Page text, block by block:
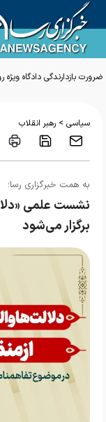
ضرورت بازدارندگی دادگاه
سیاسی > رهبر انقلاب
به همت خبرگزاری رسا؛
نشست علمی
برگزار می‌شود